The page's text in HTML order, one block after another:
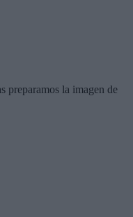
preparamos la imagen de